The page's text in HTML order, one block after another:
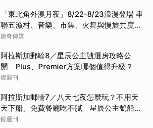
「東北角外澳月夜」8/22-8/23浪漫登場 串
聯五漁村、音樂、市集、火舞與慢旅共度夏
夜
旅奇傳媒
阿拉斯加郵輪8／星辰公主號選房攻略公
開 Plus、Premier方案哪個值得升級？
鏡週刊
阿拉斯加郵輪7／八天七夜怎麼玩？不用天
天下船、免費餐廳吃不膩 星辰公主號船上
一日生活公開
鏡週刊